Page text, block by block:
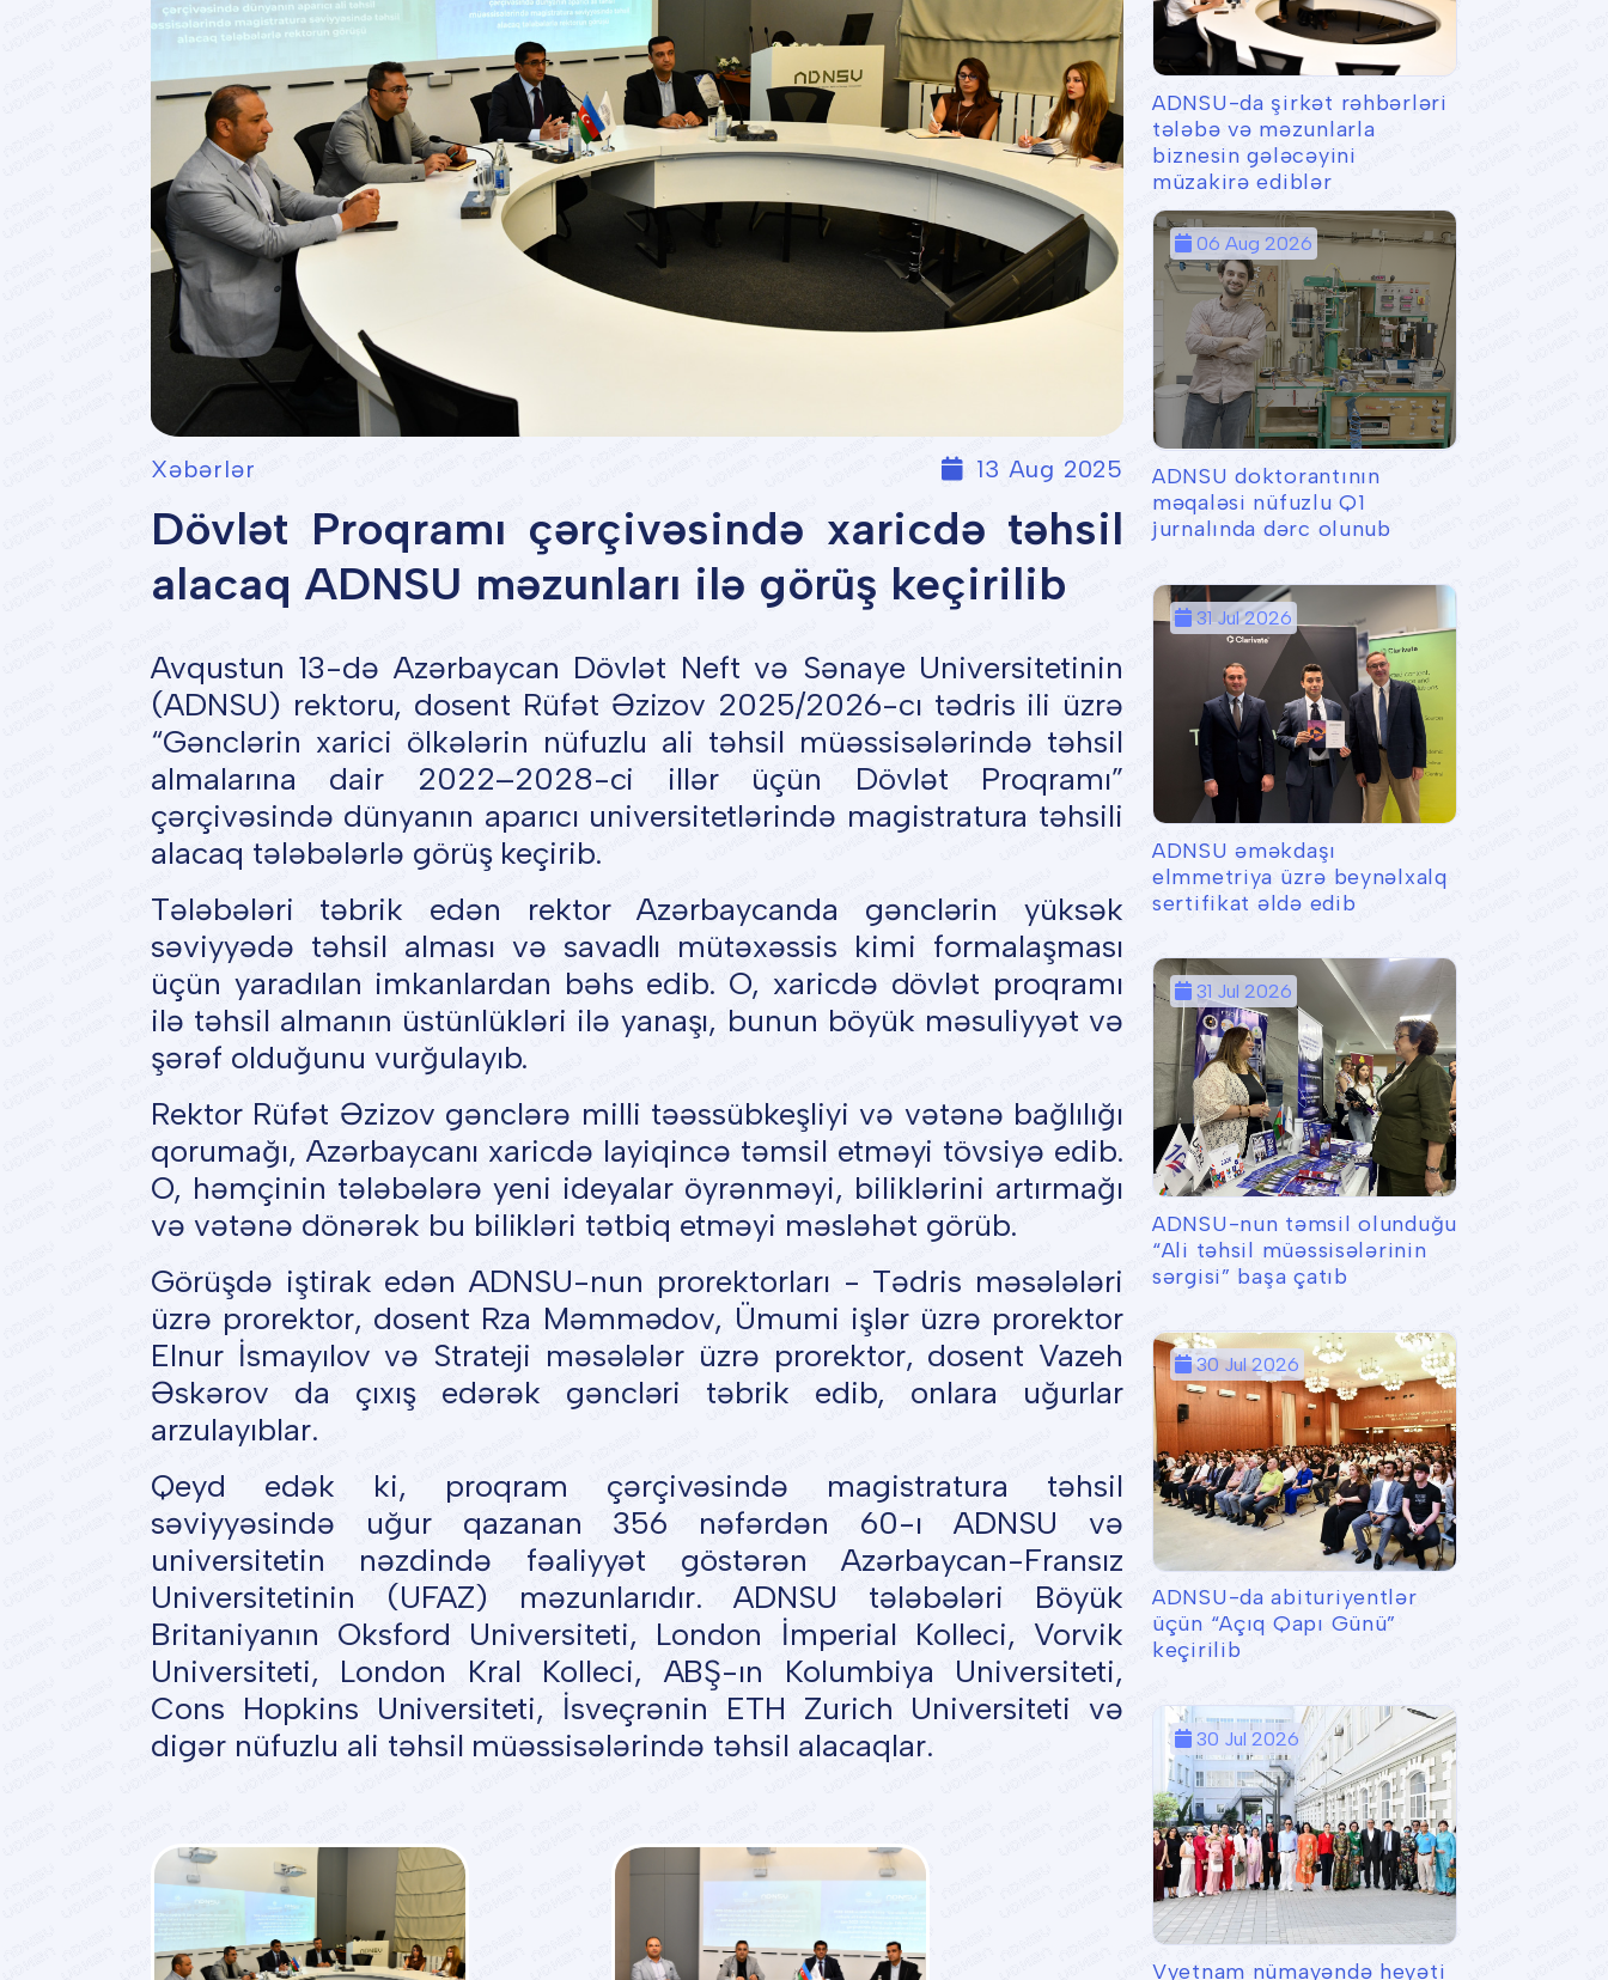
Xəbərlər 13 Aug 2025
Dövlət Proqramı çərçivəsində xaricdə təhsil
alacaq ADNSU məzunları ilə görüş keçirilib
Avqustun 13-də Azərbaycan Dövlət Neft və Sənaye Universitetinin
(ADNSU) rektoru, dosent Rüfət Əzizov 2025/2026-cı tədris ili üzrə
“Gənclərin xarici ölkələrin nüfuzlu ali təhsil müəssisələrində təhsil
almalarına dair 2022–2028-ci illər üçün Dövlət Proqramı”
çərçivəsində dünyanın aparıcı universitetlərində magistratura təhsili
alacaq tələbələrlə görüş keçirib.
Tələbələri təbrik edən rektor Azərbaycanda gənclərin yüksək
səviyyədə təhsil alması və savadlı mütəxəssis kimi formalaşması
üçün yaradılan imkanlardan bəhs edib. O, xaricdə dövlət proqramı
ilə təhsil almanın üstünlükləri ilə yanaşı, bunun böyük məsuliyyət və
şərəf olduğunu vurğulayıb.
Rektor Rüfət Əzizov gənclərə milli təəssübkeşliyi və vətənə bağlılığı
qorumağı, Azərbaycanı xaricdə layiqincə təmsil etməyi tövsiyə edib.
O, həmçinin tələbələrə yeni ideyalar öyrənməyi, biliklərini artırmağı
və vətənə dönərək bu bilikləri tətbiq etməyi məsləhət görüb.
Görüşdə iştirak edən ADNSU-nun prorektorları - Tədris məsələləri
üzrə prorektor, dosent Rza Məmmədov, Ümumi işlər üzrə prorektor
Elnur İsmayılov və Strateji məsələlər üzrə prorektor, dosent Vazeh
Əskərov da çıxış edərək gəncləri təbrik edib, onlara uğurlar
arzulayıblar.
Qeyd edək ki, proqram çərçivəsində magistratura təhsil
səviyyəsində uğur qazanan 356 nəfərdən 60-ı ADNSU və
universitetin nəzdində fəaliyyət göstərən Azərbaycan-Fransız
Universitetinin (UFAZ) məzunlarıdır. ADNSU tələbələri Böyük
Britaniyanın Oksford Universiteti, London İmperial Kolleci, Vorvik
Universiteti, London Kral Kolleci, ABŞ-ın Kolumbiya Universiteti,
Cons Hopkins Universiteti, İsveçrənin ETH Zurich Universiteti və
digər nüfuzlu ali təhsil müəssisələrində təhsil alacaqlar.
ADNSU-da şirkət rəhbərləri
tələbə və məzunlarla
biznesin gələcəyini
müzakirə ediblər
06 Aug 2026
ADNSU doktorantının
məqaləsi nüfuzlu Q1
jurnalında dərc olunub
31 Jul 2026
ADNSU əməkdaşı
elmmetriya üzrə beynəlxalq
sertifikat əldə edib
31 Jul 2026
ADNSU-nun təmsil olunduğu
“Ali təhsil müəssisələrinin
sərgisi” başa çatıb
30 Jul 2026
ADNSU-da abituriyentlər
üçün “Açıq Qapı Günü”
keçirilib
30 Jul 2026
Vyetnam nümayəndə heyəti